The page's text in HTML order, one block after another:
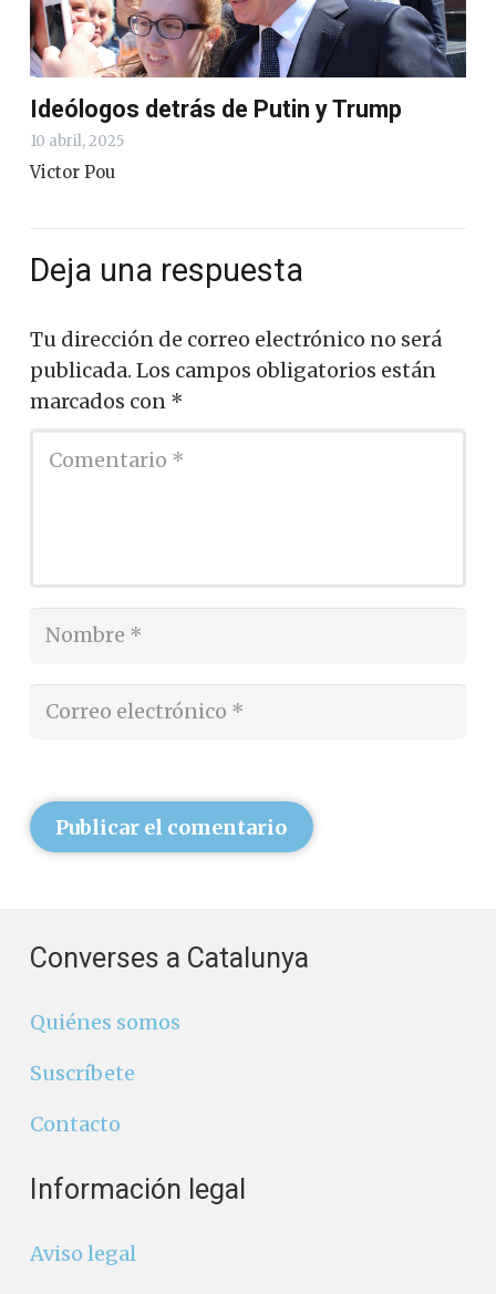
Ideólogos detrás de Putin y Trump
10 abril, 2025
Victor Pou
Deja una respuesta
Tu dirección de correo electrónico no será
publicada. Los campos obligatorios están
marcados con *
Publicar el comentario
Converses a Catalunya
Quiénes somos
Suscríbete
Contacto
Información legal
Aviso legal